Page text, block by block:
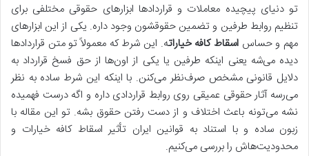
تو دنیای پیچیده معاملات و قراردادها ابزارهای حقوقی مختلفی برای
تنظیم روابط طرفین و تضمین حقوقشون وجود داره. یکی از این ابزارهای
مهم و حساس اسقاط کافه خیاراته. این شرط که معمولاً تو متن قراردادها
دیده می‌شه یعنی اینکه طرفین یا یکی از اون‌ها از حق فسخ قرارداد به
دلایل قانونی مشخص صرف‌نظر می‌کنن. با اینکه این شرط ساده به نظر
می‌رسه آثار حقوقی عمیقی روی روابط قراردادی داره و اگه درست فهمیده
نشه می‌تونه باعث اختلاف و از دست رفتن حقوق بشه. تو این مقاله با
زبون ساده و با استناد به قوانین ایران تأثیر اسقاط کافه خیارات و
محدودیت‌هاش را بررسی می‌کنیم.